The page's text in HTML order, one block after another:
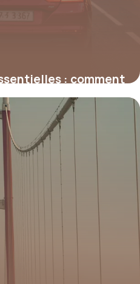
: comment
longévité